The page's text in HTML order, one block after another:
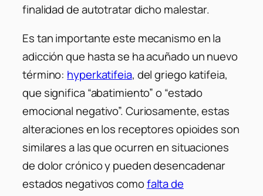
finalidad de autotratar dicho malestar.
Es tan importante este mecanismo en la
adicción que hasta se ha acuñado un nuevo
término: hyperkatifeia, del griegokatifeia,
que significa “abatimiento” o “estado
emocional negativo”. Curiosamente, estas
alteraciones en los receptores opioides son
similares a las que ocurren en situaciones
de dolor crónico y pueden desencadenar
estados negativos comofalta de